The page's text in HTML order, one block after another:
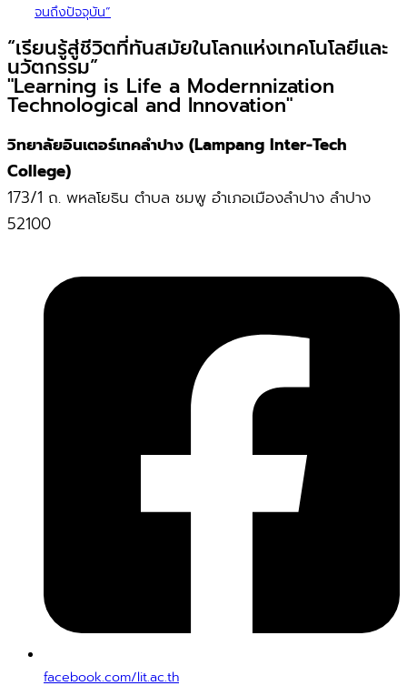
จนถึงปัจจุบัน”
“เรียนรู้สู่ชีวิตที่ทันสมัยในโลกแห่งเทคโนโลยีและ
นวัตกรรม”
"Learning is Life a Modernnization
Technological and Innovation"
วิทยาลัยอินเตอร์เทคลำปาง (Lampang Inter-Tech
College)
173/1 ถ. พหลโยธิน ตำบล ชมพู อำเภอเมืองลำปาง ลำปาง
52100
facebook.com/lit.ac.th